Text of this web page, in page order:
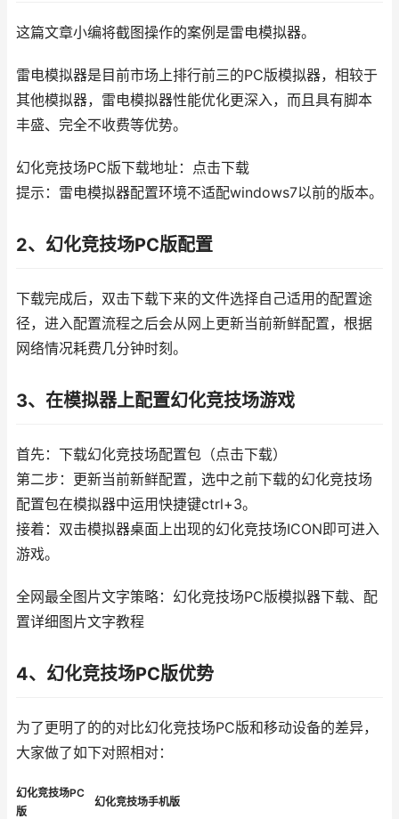
这篇文章小编将截图操作的案例是雷电模拟器。
雷电模拟器是目前市场上排行前三的PC版模拟器，相较于
其他模拟器，雷电模拟器性能优化更深入，而且具有脚本
丰盛、完全不收费等优势。
幻化竞技场PC版下载地址：点击下载
提示：雷电模拟器配置环境不适配windows7以前的版本。
2、幻化竞技场PC版配置
下载完成后，双击下载下来的文件选择自己适用的配置途
径，进入配置流程之后会从网上更新当前新鲜配置，根据
网络情况耗费几分钟时刻。
3、在模拟器上配置幻化竞技场游戏
首先：下载幻化竞技场配置包（点击下载）
第二步：更新当前新鲜配置，选中之前下载的幻化竞技场
配置包在模拟器中运用快捷键ctrl+3。
接着：双击模拟器桌面上出现的幻化竞技场ICON即可进入
游戏。
全网最全图片文字策略：幻化竞技场PC版模拟器下载、配
置详细图片文字教程
4、幻化竞技场PC版优势
为了更明了的的对比幻化竞技场PC版和移动设备的差异，
大家做了如下对照相对：
幻化竞技场PC
版
幻化竞技场手机版